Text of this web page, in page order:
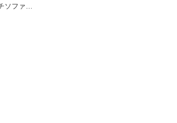
ソファ